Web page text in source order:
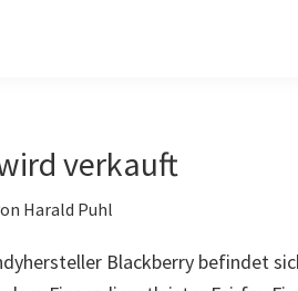
verkauft
Harald Puhl
Blackberry befindet